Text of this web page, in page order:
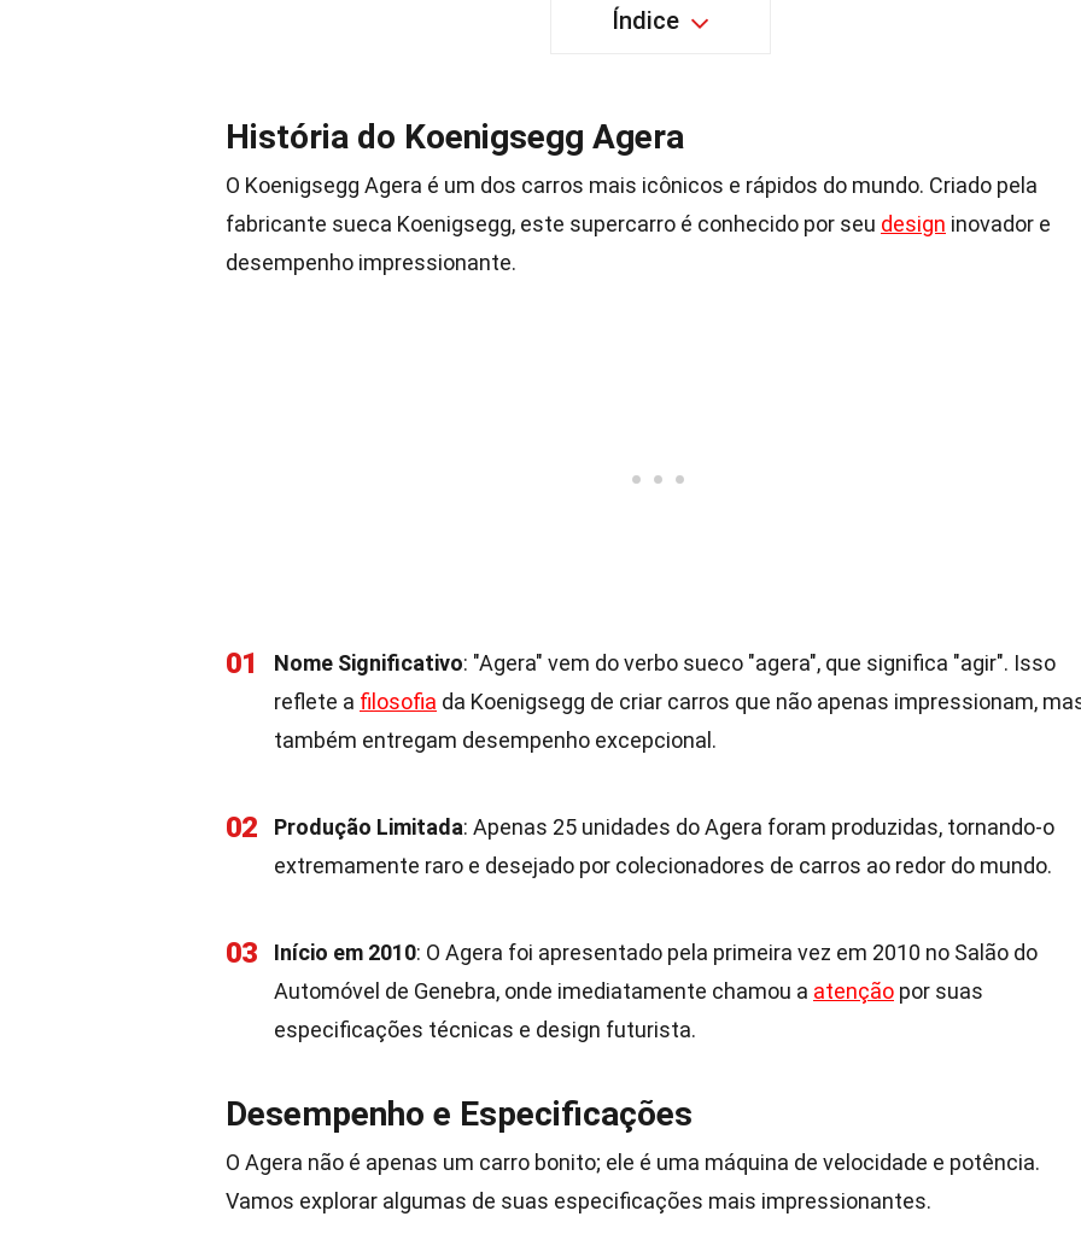
Índice
História do Koenigsegg Agera
O Koenigsegg Agera é um dos carros mais icônicos e rápidos do mundo. Criado pela
fabricante sueca Koenigsegg, este supercarro é conhecido por seu design inovador e
desempenho impressionante.
01 Nome Significativo: "Agera" vem do verbo sueco "agera", que significa "agir". Isso
reflete a filosofia da Koenigsegg de criar carros que não apenas impressionam,
também entregam desempenho excepcional.
02 Produção Limitada: Apenas 25 unidades do Agera foram produzidas, tornando-o
extremamente raro e desejado por colecionadores de carros ao redor do mundo.
03 Início em 2010: O Agera foi apresentado pela primeira vez em 2010 no Salão do
Automóvel de Genebra, onde imediatamente chamou a atenção por suas
especificações técnicas e design futurista.
Desempenho e Especificações
O Agera não é apenas um carro bonito; ele é uma máquina de velocidade e potência.
Vamos explorar algumas de suas especificações mais impressionantes.